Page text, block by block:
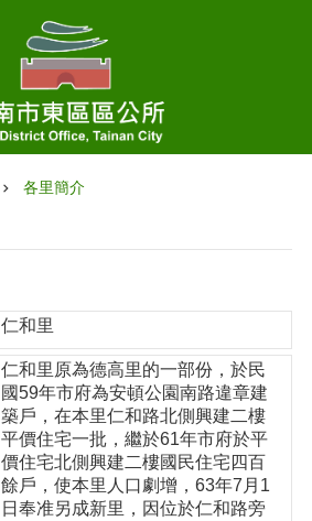
各里簡介
仁和里
仁和里原為德高里的一部份，於民
國59年市府為安頓公園南路違章建
築戶，在本里仁和路北側興建二樓
平價住宅一批，繼於61年市府於平
價住宅北側興建二樓國民住宅四百
餘戶，使本里人口劇增，63年7月1
日奉准另成新里，因位於仁和路旁